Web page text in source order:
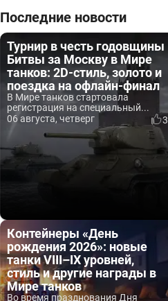
Последние новости
Турнир в честь годовщины
Битвы за Москву в Мире
танков: 2D-стиль, золото и
поездка на офлайн-финал
В Мире танков стартовала
регистрация на специальный...
06 августа, четверг
3
Контейнеры «День
рождения 2026»: новые
танки VIII–IX уровней,
стиль и другие награды в
Мире танков
Во время празднования Дня